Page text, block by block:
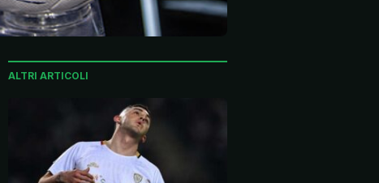
ALTRI ARTICOLI